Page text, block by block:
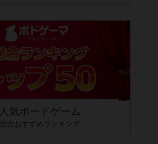
人気ボードゲーム
総合おすすめランキング